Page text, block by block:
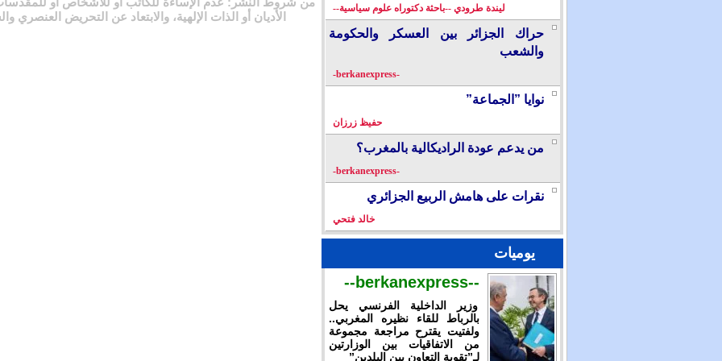
ليندة طرودي --باحثة دكتوراه علوم سياسية--
حراك الجزائر بين العسكر والحكومة
والشعب
-berkanexpress-
نوايا ”الجماعة”
حفيظ زرزان
من يدعم عودة الراديكالية بالمغرب؟
-berkanexpress-
نقرات على هامش الربيع الجزائري
خالد فتحي
يوميات
--berkanexpress--
وزير الداخلية الفرنسي يحل
بالرباط للقاء نظيره المغربي..
ولفتيت يقترح مراجعة مجموعة
من الاتفاقيات بين الوزارتين
لـ”تقوية التعاون بين البلدين”
الأديان أو الذات الإلهية، والابتعاد عن التحريض العنصري